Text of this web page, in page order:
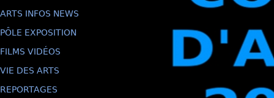
ARTS INFOS NEWS
PÔLE EXPOSITION
FILMS VIDÉOS
VIE DES ARTS
REPORTAGES